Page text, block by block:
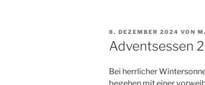
VERÖFFENTLICHT
AM
8. DEZEMBER 2024 VON
Adventsessen
Bei herrlicher